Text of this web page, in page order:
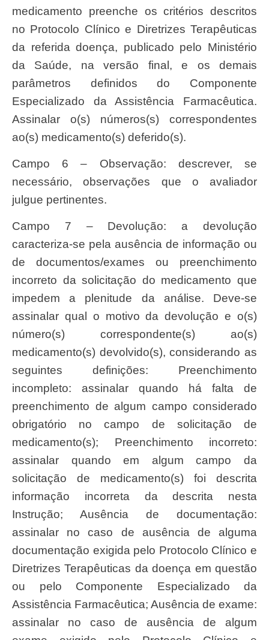
medicamento preenche os critérios descritos
no Protocolo Clínico e Diretrizes Terapêuticas
da referida doença, publicado pelo Ministério
da Saúde, na versão final, e os demais
parâmetros definidos do Componente
Especializado da Assistência Farmacêutica.
Assinalar o(s) números(s) correspondentes
ao(s) medicamento(s) deferido(s).
Campo 6 – Observação: descrever, se
necessário, observações que o avaliador
julgue pertinentes.
Campo 7 – Devolução: a devolução
caracteriza-se pela ausência de informação ou
de documentos/exames ou preenchimento
incorreto da solicitação do medicamento que
impedem a plenitude da análise. Deve-se
assinalar qual o motivo da devolução e o(s)
número(s) correspondente(s) ao(s)
medicamento(s) devolvido(s), considerando as
seguintes definições: Preenchimento
incompleto: assinalar quando há falta de
preenchimento de algum campo considerado
obrigatório no campo de solicitação de
medicamento(s); Preenchimento incorreto:
assinalar quando em algum campo da
solicitação de medicamento(s) foi descrita
informação incorreta da descrita nesta
Instrução; Ausência de documentação:
assinalar no caso de ausência de alguma
documentação exigida pelo Protocolo Clínico e
Diretrizes Terapêuticas da doença em questão
ou pelo Componente Especializado da
Assistência Farmacêutica; Ausência de exame:
assinalar no caso de ausência de algum